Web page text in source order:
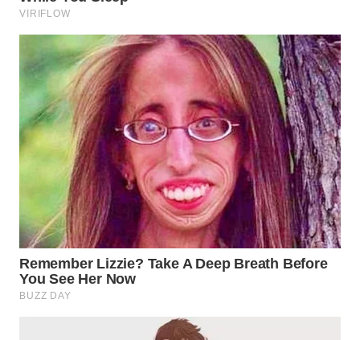
SUMEDANG
WN
CIANJUR
WN
KEPULAUAN
SERIBU
WN
TANGERANG
BINJAI